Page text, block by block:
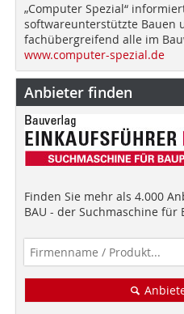
„Computer Spezial“
softwareunterstützte Bauen
fachübergreifend alle im
www.computer-spezial.de
Anbieter finden
Finden Sie mehr als 4.000
BAU - der Suchmaschine für